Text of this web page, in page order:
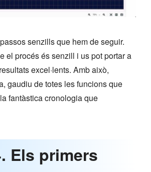
senzills que hem de seguir.
el procés és senzill i us pot portar a
excel·lents. Amb això,
gaudiu de totes les funcions que
fantàstica cronologia que
Els primers